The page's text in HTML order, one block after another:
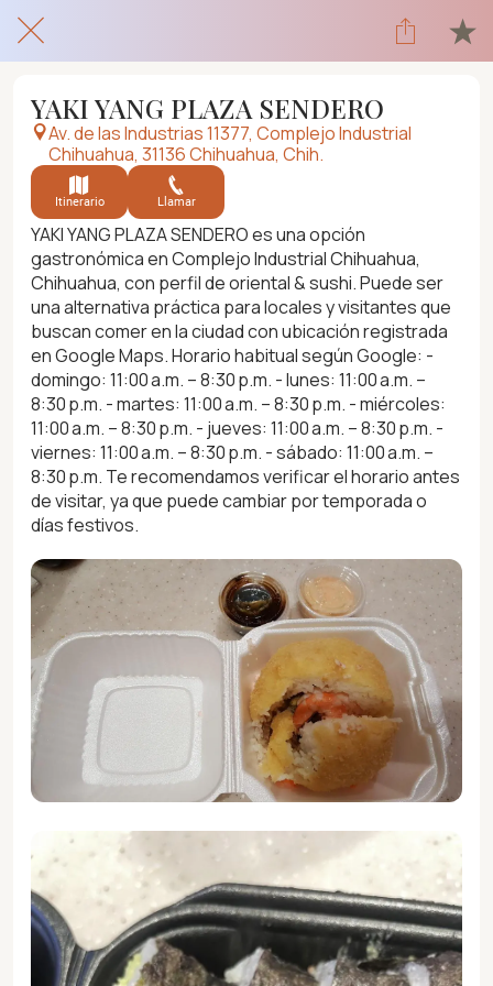
YAKI YANG PLAZA SENDERO
Av. de las Industrias 11377, Complejo Industrial
Chihuahua, 31136 Chihuahua, Chih.
Itinerario Llamar
YAKI YANG PLAZA SENDERO es una opción
gastronómica en Complejo Industrial Chihuahua,
Chihuahua, con perfil de oriental & sushi. Puede ser
una alternativa práctica para locales y visitantes que
buscan comer en la ciudad con ubicación registrada
en Google Maps. Horario habitual según Google: -
domingo: 11:00 a.m. – 8:30 p.m. - lunes: 11:00 a.m. –
8:30 p.m. - martes: 11:00 a.m. – 8:30 p.m. - miércoles:
11:00 a.m. – 8:30 p.m. - jueves: 11:00 a.m. – 8:30 p.m. -
viernes: 11:00 a.m. – 8:30 p.m. - sábado: 11:00 a.m. –
8:30 p.m. Te recomendamos verificar el horario antes
de visitar, ya que puede cambiar por temporada o
días festivos.